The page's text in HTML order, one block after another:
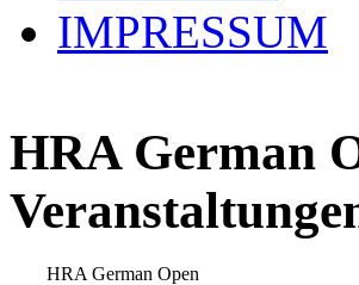
IMPRESSUM
HRA German
HRA German Open